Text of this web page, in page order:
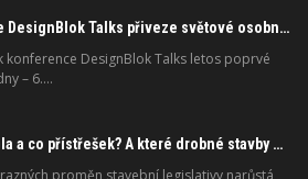
Konference DesignBlok Talks přiveze světové osobnosti designu a architektury
konference DesignBlok Talks letos poprvé
– 6.…
Co je pergola a co přístřešek? A které drobné stavby musíte povolovat? Pomůže metodika